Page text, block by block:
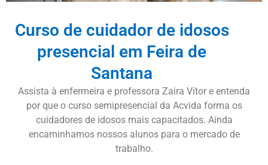
Curso de cuidador de idosos
presencial em Feira de
Santana
Assista à enfermeira e professora Zaira Vítor e entenda
por que o curso semipresencial da Acvida forma os
cuidadores de idosos mais capacitados. Ainda
encaminhamos nossos alunos para o mercado de
trabalho.